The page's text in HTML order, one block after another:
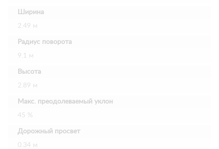
Ширина
2.49 м
Радиус поворота
9.1 м
Высота
2.89 м
Макс. преодолеваемый уклон
45 %
Дорожный просвет
0.34 м